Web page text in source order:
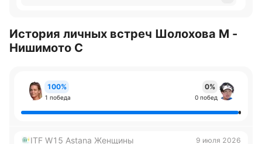
История личных встреч Шолохова М -
Нишимото С
100%
1 победа
0%
0 побед
ITF W15 Astana Женщины 9 июля 2026